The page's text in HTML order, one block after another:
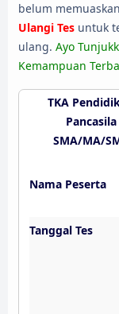
belum
Ulangi Tes untuk
ulang. Ayo
Kemampuan
TKA
Pancasila
SMA/MA/
Nama Peserta
Tanggal Tes